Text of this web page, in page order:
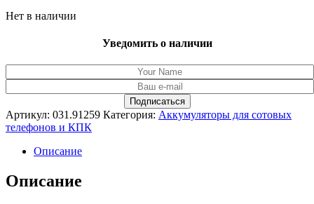
Нет в наличии
Уведомить о наличии
Артикул: 031.91259 Категория: Аккумуляторы для сотовых
телефонов и КПК
Описание
Описание